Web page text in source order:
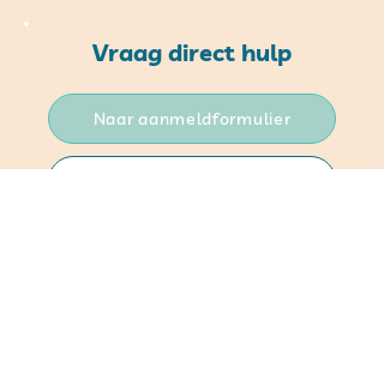
Vraag direct hulp
Naar aanmeldformulier